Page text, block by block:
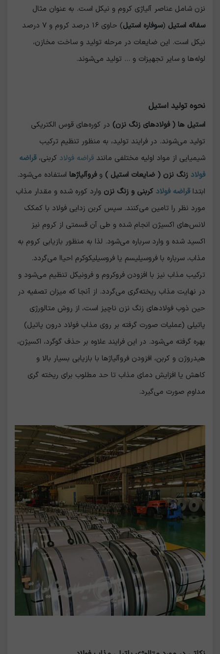
نزن شامل عناصر آلیاژی کروم و نیکل است. به عنوان مثال
سفاله استیل (سوفاره استیل
) حاوی 16 درصد کروم و 7 درصد
نیکل است. این ضایعات در مرحله تولید و ساخت مخازن،
لوله‌ها و سایر تجهیزات و ... تولید می‌شوند.
نحوه تولید استیل
استیل ها ( فولادهای زنگ نزن) در کوره‌های قوس الکتریکی
تولید می‌شوند. در فرایند تولید، به منظور تنظیم ترکیب
شیمیایی از مواد اولیه مختلفی مانند قراضه فولاد کربنی،قراضه
فولاد زنگ نزن ( ضایعات استیل ) وفروآلیاژها استفاده می‌شود.
ابتداقراضه فولاد کربنی و زنگ نزن وارد کوره شده و مقدار مذاب
مورد نظر را تامین می‌کنند. سپس کربن زدایی فولاد با کمکک
لانس‌های اکسیژن انجام شده و طی آن قسمتی از کروم نیز
اکسید شده و وارد سرباره می‌شود. لذا به منظور بازیابی کروم به
مذاب، سرباره با فروسیلیسم یا فروسیلیکوکرم احیاا می‌گردد.
ترکیب مذاب نیز با افزودن فروکروم و فرونیکل تنظیم می‌شود و
در نهایت مذاب ریخته‌گری می‌گردد. از آنجا که میزان تصفیه در
حین ذوب فولادهای زنگ نزن ناچیز است، از روش متالورژی
پاتیلی (عملیات صورت گرفته بر روی مذاب فولاد درون پاتیل)
بهره گرفته می‌شود. در این فرایند علاوه بر حذف گوگرد، اکسیژن،
هیدروژن و کربن، افزودن فروآلیاژها با بازیابی بسیار بالا و
کاهش یا افزایش دمای مذاب تا حد مطلوب برای ریخته گری
مداوم صورت می‌گیرد.